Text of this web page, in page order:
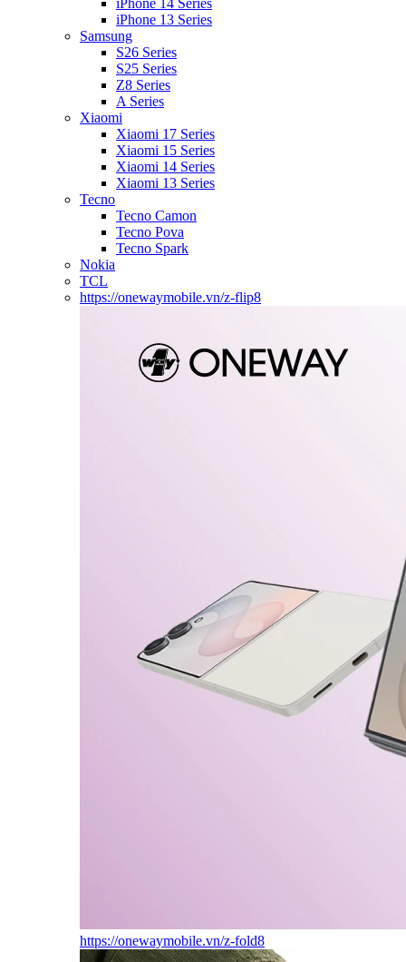
iPhone 14 Series
iPhone 13 Series
Samsung
S26 Series
S25 Series
Z8 Series
A Series
Xiaomi
Xiaomi 17 Series
Xiaomi 15 Series
Xiaomi 14 Series
Xiaomi 13 Series
Tecno
Tecno Camon
Tecno Pova
Tecno Spark
Nokia
TCL
https://onewaymobile.vn/z-flip8
https://onewaymobile.vn/z-fold8